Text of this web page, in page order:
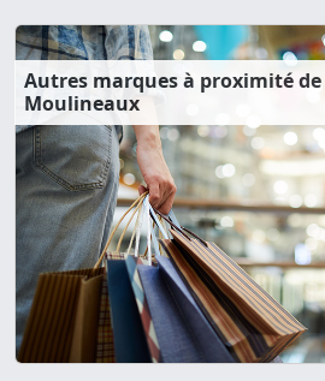
Autres marques à proximité de
Moulineaux